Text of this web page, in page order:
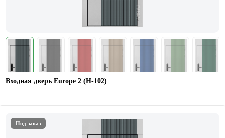
Входная дверь Europe 2 (Н-102)
Под заказ